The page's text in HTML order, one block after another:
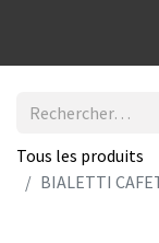
Tous les produits
BIALETTI